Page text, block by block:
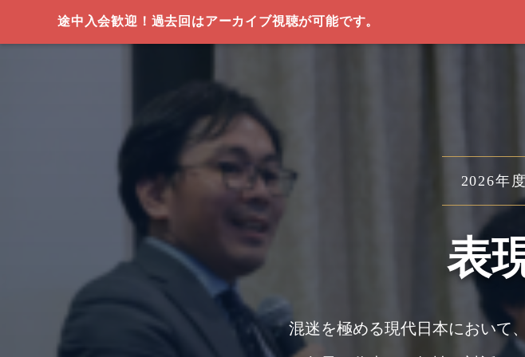
途中入会歓迎！過去回はアーカイブ視聴が可能です。
2026年
表
混迷を極める現代日本において